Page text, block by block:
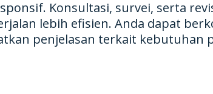
Konsultasi, survei, serta
lebih efisien. Anda dapat
penjelasan terkait kebutuhan